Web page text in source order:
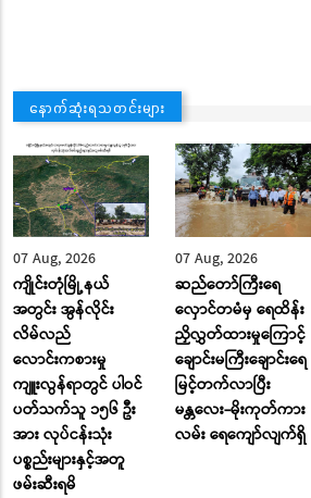
နောက်ဆုံးရသတင်းများ
07 Aug, 2026
ကျိုင်းတုံမြို့နယ်
အတွင်း အွန်လိုင်း
လိမ်လည်
လောင်းကစားမှု
ကျူးလွန်ရာတွင် ပါဝင်
ပတ်သက်သူ ၁၅၆ ဦး
အား လုပ်ငန်းသုံး
ပစ္စည်းများနှင့်အတူ
ဖမ်းဆီးရမိ
07 Aug, 2026
ဆည်တော်ကြီးရေ
လှောင်တမံမှ ရေထိန်း
ညှိလွှတ်ထားမှုကြောင့်
ချောင်းမကြီးချောင်းရေ
မြင့်တက်လာပြီး
မန္တလေး-မိုးကုတ်ကား
လမ်း ‌ရေ‌ကျော်လျက်ရှိ